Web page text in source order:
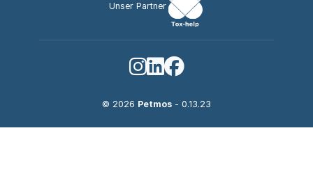
Unser Partner
© 2026 Petmos - 0.13.23